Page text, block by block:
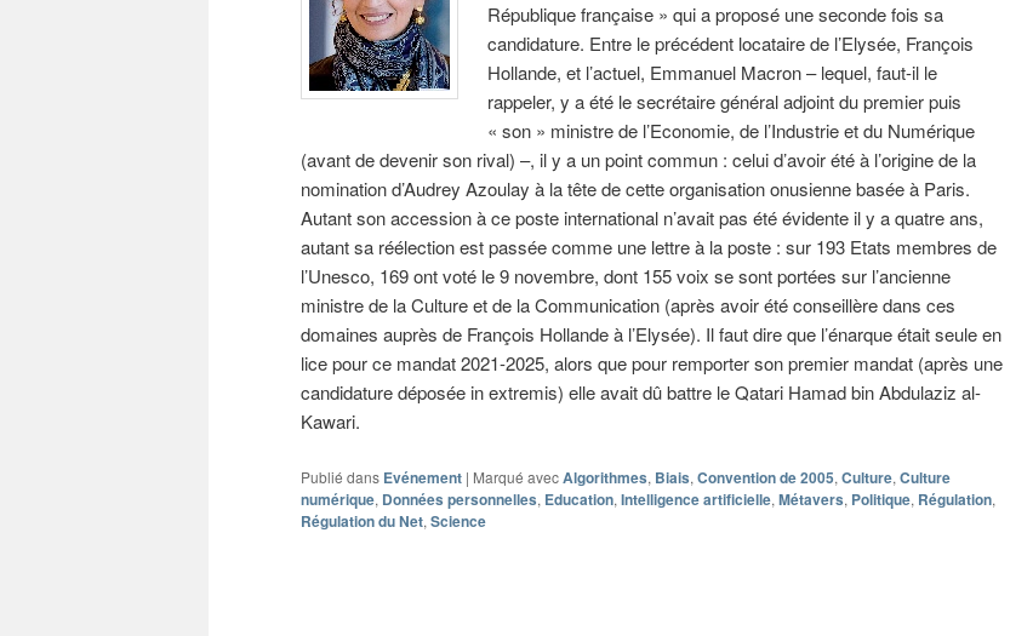
République française » qui a proposé une seconde fois sa
candidature. Entre le précédent locataire de l’Elysée, François
Hollande, et l’actuel, Emmanuel Macron – lequel, faut-il le
rappeler, y a été le secrétaire général adjoint du premier puis
« son » ministre de l’Economie, de l’Industrie et du Numérique
(avant de devenir son rival) –, il y a un point commun : celui d’avoir été à l’origine de la
nomination d’Audrey Azoulay à la tête de cette organisation onusienne basée à Paris.
Autant son accession à ce poste international n’avait pas été évidente il y a quatre ans,
autant sa réélection est passée comme une lettre à la poste : sur 193 Etats membres de
l’Unesco, 169 ont voté le 9 novembre, dont 155 voix se sont portées sur l’ancienne
ministre de la Culture et de la Communication (après avoir été conseillère dans ces
domaines auprès de François Hollande à l’Elysée). Il faut dire que l’énarque était seule en
lice pour ce mandat 2021-2025, alors que pour remporter son premier mandat (après une
candidature déposée in extremis) elle avait dû battre le Qatari Hamad bin Abdulaziz al-
Kawari.
Publié dans Evénement | Marqué avecAlgorithmes, Biais, Convention de 2005, Culture, Culture
numérique, Données personnelles, Education, Intelligence artificielle, Métavers, Politique, Régulation,
Régulation du Net, Science